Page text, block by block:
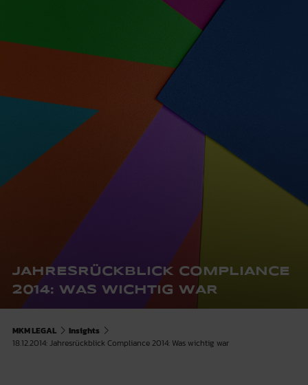
JAHRESRÜCKBLICK COMPLIANCE
2014: WAS WICHTIG WAR
MKM LEGAL
Insights
18.12.2014: Jahresrückblick Compliance 2014: Was wichtig war